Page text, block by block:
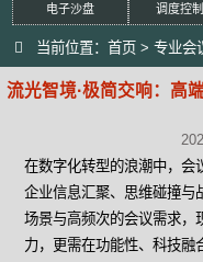
电子沙盘 调度控
当前位置：首页 > 专业会
流光智境·极简交响：高
在数字化转型的浪潮中，会
企业信息汇聚、思维碰撞与
场景与高频次的会议需求，
力，更需在功能性、科技融